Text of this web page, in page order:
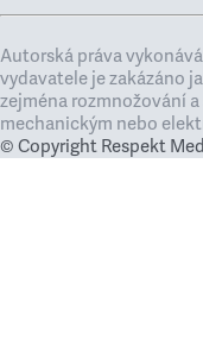
Autorská práva
vydavatele je zakázáno
zejména rozmnožování
mechanickým nebo
© Copyright Respekt